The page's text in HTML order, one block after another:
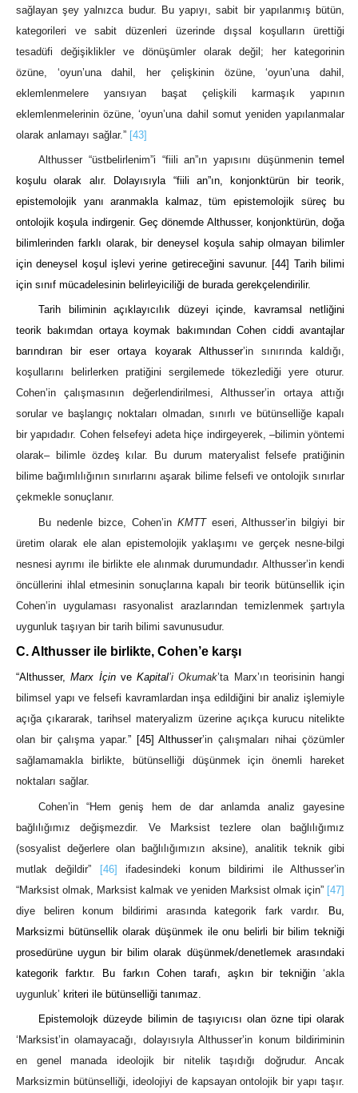
sağlayan şey yalnızca budur. Bu yapıyı, sabit bir yapılanmış bütün,
kategorileri ve sabit düzenleri üzerinde dışsal koşulların ürettiği
tesadüfi değişiklikler ve dönüşümler olarak değil; her kategorinin
özüne, ‘oyun’una dahil, her çelişkinin özüne, ‘oyun’una dahil,
eklemlenmelere yansıyan başat çelişkili karmaşık yapının
eklemlenmelerinin özüne, ‘oyun’una dahil somut yeniden yapılanmalar
olarak anlamayı sağlar.” [43]
Althusser “üstbelirlenim”i “fiili an”ın yapısını düşünmenintemel
koşulu olarak alır. Dolayısıyla “fiili an”ın, konjonktürün bir teorik,
epistemolojik yanı aranmakla kalmaz, tüm epistemolojik süreç bu
ontolojik koşula indirgenir. Geç dönemde Althusser, konjonktürün, doğa
bilimlerinden farklı olarak, bir deneysel koşula sahip olmayan bilimler
için deneysel koşul işlevi yerine getireceğini savunur. [44] Tarih bilimi
için sınıf mücadelesinin belirleyiciliği de burada gerekçelendirilir.
Tarih biliminin açıklayıcılık düzeyi içinde, kavramsal netliğini
teorik bakımdan ortaya koymak bakımından Cohen ciddi avantajlar
barındıran bir eser ortaya koyarak Althusser’in sınırında kaldığı,
koşullarını belirlerken pratiğini sergilemede tökezlediği yere oturur.
Cohen’in çalışmasının değerlendirilmesi, Althusser’in ortaya attığı
sorular ve başlangıç noktaları olmadan, sınırlı ve bütünselliğe kapalı
bir yapıdadır. Cohen felsefeyi adeta hiçe indirgeyerek, ‒bilimin yöntemi
olarak‒ bilimle özdeş kılar. Bu durum materyalist felsefe pratiğinin
bilime bağımlılığının sınırlarını aşarak bilime felsefi ve ontolojik sınırlar
çekmekle sonuçlanır.
Bu nedenle bizce, Cohen’in KMTT eseri, Althusser’in bilgiyi bir
üretim olarak ele alan epistemolojik yaklaşımı ve gerçek nesne-bilgi
nesnesi ayrımı ile birlikte ele alınmak durumundadır. Althusser’in kendi
öncüllerini ihlal etmesinin sonuçlarına kapalı bir teorik bütünsellik için
Cohen’in uygulaması rasyonalist arazlarından temizlenmek şartıyla
uygunluk taşıyan bir tarih bilimi savunusudur.
C. Althusser ile birlikte, Cohen’e karşı
“Althusser,Marx İçin veKapital’i Okumak’ta Marx’ın teorisinin hangi
bilimsel yapı ve felsefi kavramlardan inşa edildiğini bir analiz işlemiyle
açığa çıkararak, tarihsel materyalizm üzerine açıkça kurucu nitelikte
olan bir çalışma yapar.” [45] Althusser’in çalışmaları nihai çözümler
sağlamamakla birlikte, bütünselliği düşünmek için önemli hareket
noktaları sağlar.
Cohen’in “Hem geniş hem de dar anlamda analiz gayesine
bağlılığımız değişmezdir. Ve Marksist tezlere olan bağlılığımız
(sosyalist değerlere olan bağlılığımızın aksine), analitik teknik gibi
mutlak değildir”
[46]
ifadesindeki konum bildirimi ile Althusser’in
“Marksist olmak, Marksist kalmak ve yeniden Marksist olmak için” [47]
diye beliren konum bildirimi arasında kategorik fark vardır. Bu,
Marksizmi bütünsellik olarak düşünmek ile onu belirli bir bilim tekniği
prosedürüne uygun bir bilim olarak düşünmek/denetlemek arasındaki
kategorik farktır. Bu farkın Cohen tarafı, aşkın bir tekniğin‘akla
uygunluk’ kriteri ile bütünselliği tanımaz.
Epistemolojk düzeyde bilimin de taşıyıcısı olan özne tipi olarak
‘Marksist’in olamayacağı, dolayısıyla Althusser’in konum bildiriminin
en genel manada ideolojik bir nitelik taşıdığı doğrudur. Ancak
Marksizmin bütünselliği, ideolojiyi de kapsayan ontolojik bir yapı taşır.